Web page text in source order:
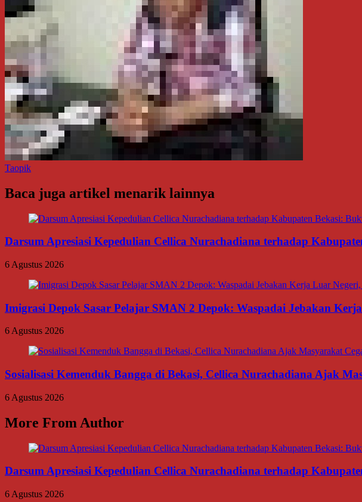
Taopik
Baca juga artikel menarik lainnya
Darsum Apresiasi Kepedulian Cellica Nurachadiana terhadap
6 Agustus 2026
Imigrasi Depok Sasar Pelajar SMAN 2 Depok: Waspadai Jebakan
6 Agustus 2026
Sosialisasi Kemenduk Bangga di Bekasi, Cellica Nurachadiana Ajak
6 Agustus 2026
More From Author
Darsum Apresiasi Kepedulian Cellica Nurachadiana terhadap
6 Agustus 2026